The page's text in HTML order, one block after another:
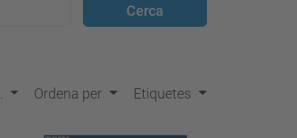
Ordena per Etiquetes